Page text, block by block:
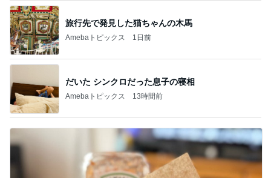
旅行先で発見した猫ちゃんの木馬
Amebaトピックス 1日前
だいた シンクロだった息子の寝相
Amebaトピックス 13時間前